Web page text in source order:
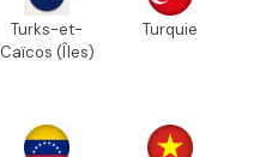
Turks-et-
Caïcos (Îles)
Turquie